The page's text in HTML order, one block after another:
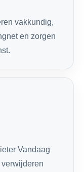
vakkundig,
en zorgen
Vandaag